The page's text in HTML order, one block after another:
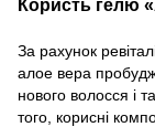
Користь гелю
За рахунок
алое вера
нового волосся і
того, корисні